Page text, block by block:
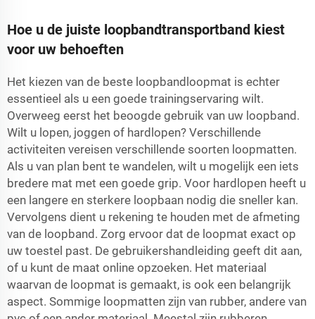
Hoe u de juiste loopbandtransportband kiest
voor uw behoeften
Het kiezen van de beste loopbandloopmat is echter
essentieel als u een goede trainingservaring wilt.
Overweeg eerst het beoogde gebruik van uw loopband.
Wilt u lopen, joggen of hardlopen? Verschillende
activiteiten vereisen verschillende soorten loopmatten.
Als u van plan bent te wandelen, wilt u mogelijk een iets
bredere mat met een goede grip. Voor hardlopen heeft u
een langere en sterkere loopbaan nodig die sneller kan.
Vervolgens dient u rekening te houden met de afmeting
van de loopband. Zorg ervoor dat de loopmat exact op
uw toestel past. De gebruikershandleiding geeft dit aan,
of u kunt de maat online opzoeken. Het materiaal
waarvan de loopmat is gemaakt, is ook een belangrijk
aspect. Sommige loopmatten zijn van rubber, andere van